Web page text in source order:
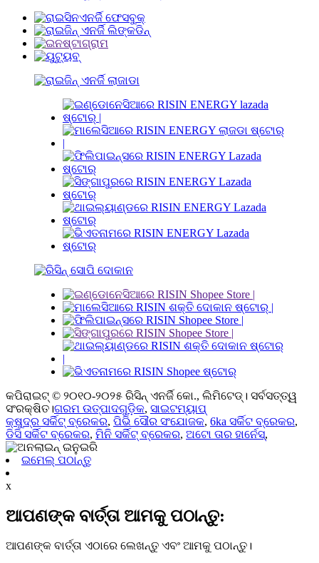
କପିରାଇଟ୍ © ୨୦୧୦-୨୦୨୫ ରିସିନ୍ ଏନର୍ଜି କୋ., ଲିମିଟେଡ୍। ସର୍ବସତ୍ତ୍ୱ
ସଂରକ୍ଷିତ।ଗରମ ଉତ୍ପାଦଗୁଡ଼ିକ, ସାଇଟମ୍ୟାପ୍
କ୍ଷୁଦ୍ର ସର୍କିଟ୍ ବ୍ରେକର, ପିଭି ସୌର ସଂଯୋଜକ, 6ka ସର୍କିଟ ବ୍ରେକର,
ଡିସି ସର୍କିଟ ବ୍ରେକର, ମିନି ସର୍କିଟ୍ ବ୍ରେକର, ଅଟୋ ତାର ହାର୍ନେସ୍,
ଇମେଲ୍ ପଠାନ୍ତୁ
x
ଆପଣଙ୍କ ବାର୍ତ୍ତା ଆମକୁ ପଠାନ୍ତୁ:
ଆପଣଙ୍କ ବାର୍ତ୍ତା ଏଠାରେ ଲେଖନ୍ତୁ ଏବଂ ଆମକୁ ପଠାନ୍ତୁ।